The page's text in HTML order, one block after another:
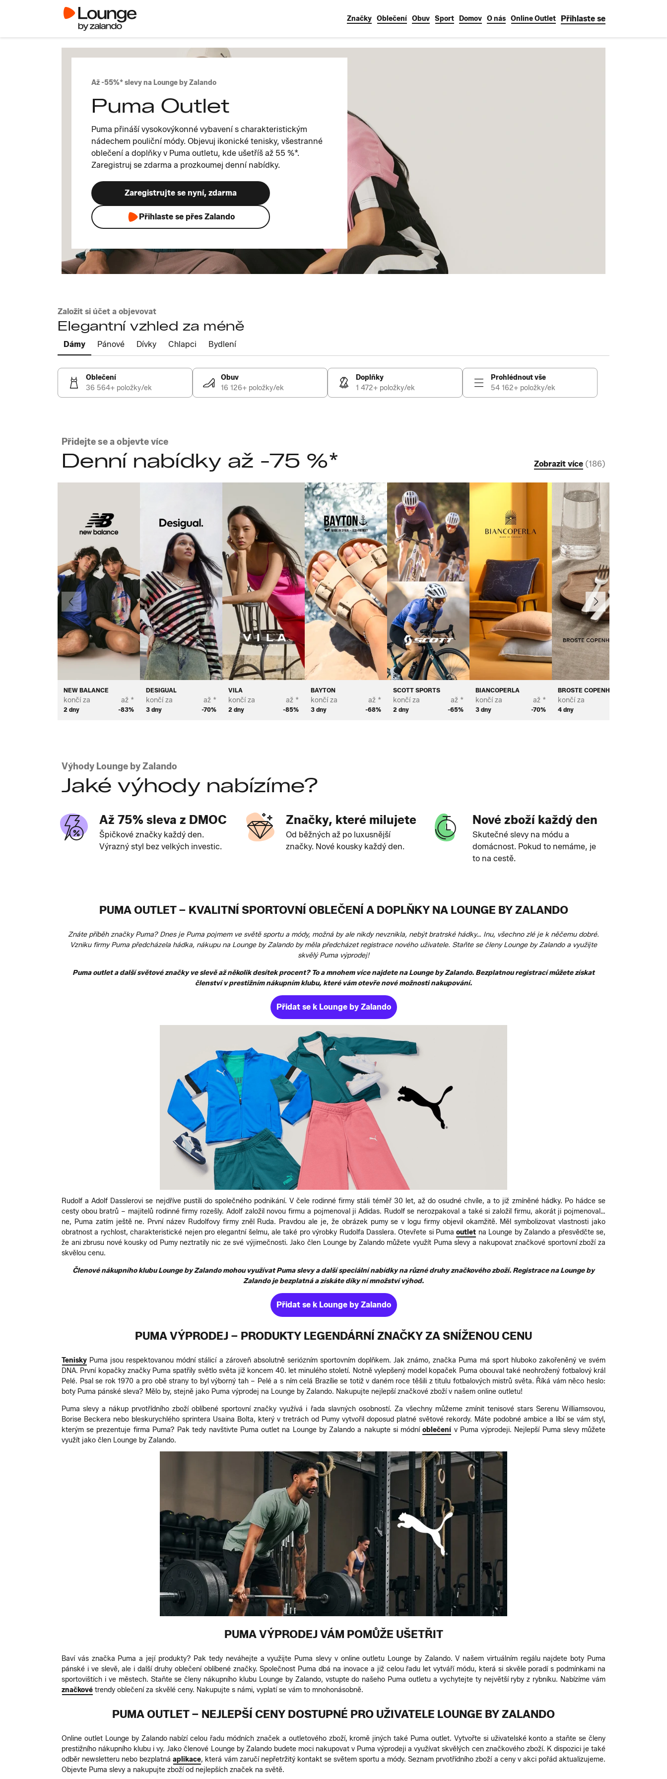
Značky Oblečení Obuv Sport Domov O nás Online Outlet Přihlaste se
Až -55%* slevy na Lounge by Zalando
Puma Outlet
Puma přináší vysokovýkonné vybavení s charakteristickým
nádechem pouliční módy. Objevuj ikonické tenisky, všestranné
oblečení a doplňky v Puma outletu, kde ušetříš až 55 %*.
Zaregistruj se zdarma a prozkoumej denní nabídky.
Zaregistrujte se nyní, zdarma
Přihlaste se přes Zalando
Založit si účet a objevovat
Elegantní vzhled za méně
Dámy Pánové Dívky Chlapci Bydlení
Oblečení
36 564+ položky/ek
Obuv
16 126+ položky/ek
Doplňky
1 472+ položky/ek
Prohlédnout vše
54 162+ položky/ek
Přidejte se a objevte více
Denní nabídky až -75 %* Zobrazit více (186)
NEW BALANCE
končí za
2 dny
až *
-83%
DESIGUAL
končí za
3 dny
až *
-70%
VILA
končí za
2 dny
až *
-85%
BAYTON
končí za
3 dny
až *
-68%
SCOTT SPORTS
končí za
2 dny
až *
-65%
BIANCOPERLA
končí za
3 dny
až *
-70%
BROSTE COPENHAGEN
končí za
4 dny
Předchozí Další
Výhody Lounge by Zalando
Jaké výhody nabízíme?
Až 75% sleva z DMOC
Špičkové značky každý den.
Výrazný styl bez velkých investic.
Značky, které milujete
Od běžných až po luxusnější
značky. Nové kousky každý den.
Nové zboží každý den
Skutečné slevy na módu a
domácnost. Pokud to nemáme, je
to na cestě.
PUMA OUTLET – KVALITNÍ SPORTOVNÍ OBLEČENÍ A DOPLŇKY NA LOUNGE BY ZALANDO
Znáte příběh značky Puma? Dnes je Puma pojmem ve světě sportu a módy, možná by ale nikdy nevznikla, nebýt bratrské hádky… Inu, všechno zlé je k něčemu dobré.
Vzniku firmy Puma předcházela hádka, nákupu na Lounge by Zalando by měla předcházet registrace nového uživatele. Staňte se členy Lounge by Zalando a využijte
skvělý Puma výprodej!
Puma outlet a další světové značky ve slevě až několik desítek procent? To a mnohem více najdete na Lounge by Zalando. Bezplatnou registrací můžete získat
členství v prestižním nákupním klubu, které vám otevře nové možnosti nakupování.
Přidat se k Lounge by Zalando
Rudolf a Adolf Dasslerovi se nejdříve pustili do společného podnikání. V čele rodinné firmy stáli téměř 30 let, až do osudné chvíle, a to již zmíněné hádky. Po hádce se
cesty obou bratrů – majitelů rodinné firmy rozešly. Adolf založil novou firmu a pojmenoval ji Adidas. Rudolf se nerozpakoval a také si založil firmu, akorát ji pojmenoval…
ne, Puma zatím ještě ne. První název Rudolfovy firmy zněl Ruda. Pravdou ale je, že obrázek pumy se v logu firmy objevil okamžitě. Měl symbolizovat vlastnosti jako
obratnost a rychlost, charakteristické nejen pro elegantní šelmu, ale také pro výrobky Rudolfa Dasslera. Otevřete si Pumaoutlet na Lounge by Zalando a přesvědčte se,
že ani zbrusu nové kousky od Pumy neztratily nic ze své výjimečnosti. Jako člen Lounge by Zalando můžete využít Puma slevy a nakupovat značkové sportovní zboží za
skvělou cenu.
Členové nákupního klubu Lounge by Zalando mohou využívat Puma slevy a další speciální nabídky na různé druhy značkového zboží. Registrace na Lounge by
Zalando je bezplatná a získáte díky ní množství výhod.
Přidat se k Lounge by Zalando
PUMA VÝPRODEJ – PRODUKTY LEGENDÁRNÍ ZNAČKY ZA SNÍŽENOU CENU
Tenisky Puma jsou respektovanou módní stálicí a zároveň absolutně seriózním sportovním doplňkem. Jak známo, značka Puma má sport hluboko zakořeněný ve svém
DNA. První kopačky značky Puma spatřily světlo světa již koncem 40. let minulého století. Notně vylepšený model kopaček Puma obouval také neohrožený fotbalový král
Pelé. Psal se rok 1970 a pro obě strany to byl výborný tah – Pelé a s ním celá Brazílie se totiž v daném roce těšili z titulu fotbalových mistrů světa. Říká vám něco heslo:
boty Puma pánské sleva? Mělo by, stejně jako Puma výprodej na Lounge by Zalando. Nakupujte nejlepší značkové zboží v našem online outletu!
Puma slevy a nákup prvotřídního zboží oblíbené sportovní značky využívá i řada slavných osobností. Za všechny můžeme zmínit tenisové stars Serenu Williamsovou,
Borise Beckera nebo bleskurychlého sprintera Usaina Bolta, který v tretrách od Pumy vytvořil doposud platné světové rekordy. Máte podobné ambice a líbí se vám styl,
kterým se prezentuje firma Puma? Pak tedy navštivte Puma outlet na Lounge by Zalando a nakupte si módníoblečení v Puma výprodeji. Nejlepší Puma slevy můžete
využít jako člen Lounge by Zalando.
PUMA VÝPRODEJ VÁM POMŮŽE UŠETŘIT
Baví vás značka Puma a její produkty? Pak tedy neváhejte a využijte Puma slevy v online outletu Lounge by Zalando. V našem virtuálním regálu najdete boty Puma
pánské i ve slevě, ale i další druhy oblečení oblíbené značky. Společnost Puma dbá na inovace a již celou řadu let vytváří módu, která si skvěle poradí s podmínkami na
sportovištích i ve městech. Staňte se členy nákupního klubu Lounge by Zalando, vstupte do našeho Puma outletu a vychytejte ty největší ryby z rybníku. Nabízíme vám
značkové trendy oblečení za skvělé ceny. Nakupujte s námi, vyplatí se vám to mnohonásobně.
PUMA OUTLET – NEJLEPŠÍ CENY DOSTUPNÉ PRO UŽIVATELE LOUNGE BY ZALANDO
Online outlet Lounge by Zalando nabízí celou řadu módních značek a outletového zboží, kromě jiných také Puma outlet. Vytvořte si uživatelské konto a staňte se členy
prestižního nákupního klubu i vy. Jako členové Lounge by Zalando budete moci nakupovat v Puma výprodeji a využívat skvělých cen značkového zboží. K dispozici je také
odběr newsletteru nebo bezplatnáaplikace, která vám zaručí nepřetržitý kontakt se světem sportu a módy. Seznam prvotřídního zboží a ceny v akci pořád aktualizujeme.
Objevte Puma slevy a nakupujte zboží od nejlepších značek na světě.